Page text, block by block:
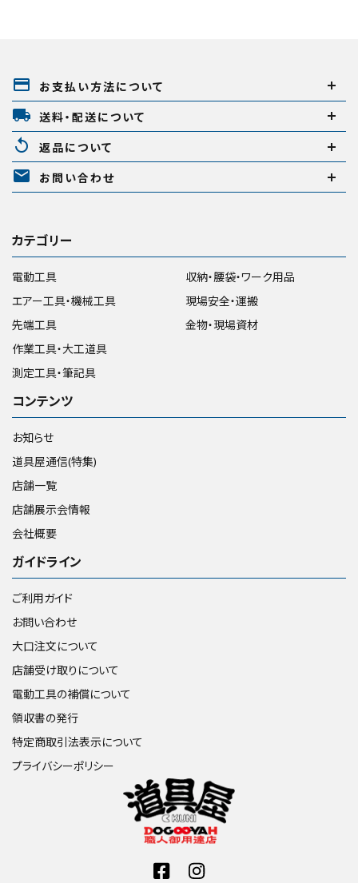
payment お支払い方法について
local_shipping 送料・配送について
replay 返品について
mail お問い合わせ
カテゴリー
電動工具
エアー工具・機械工具
先端工具
作業工具・大工道具
測定工具・筆記具
収納・腰袋・ワーク用品
現場安全・運搬
金物・現場資材
コンテンツ
お知らせ
道具屋通信(特集)
店舗一覧
店舗展示会情報
会社概要
ガイドライン
ご利用ガイド
お問い合わせ
大口注文について
店舗受け取りについて
電動工具の補償について
領収書の発行
特定商取引法表示について
プライバシーポリシー